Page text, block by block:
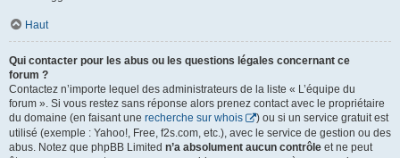
Haut
Qui contacter pour les abus ou les questions légales concernant ce
forum ?
Contactez n’importe lequel des administrateurs de la liste « L’équipe du
forum ». Si vous restez sans réponse alors prenez contact avec le propriétaire
du domaine (en faisant une recherche sur whois
) ou si un service gratuit est
utilisé (exemple : Yahoo!, Free, f2s.com, etc.), avec le service de gestion ou des
abus. Notez que phpBB Limited n’a absolument aucun contrôle et ne peut